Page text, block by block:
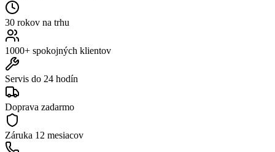
30 rokov na trhu
1000+ spokojných klientov
Servis do 24 hodín
Doprava zadarmo
Záruka 12 mesiacov